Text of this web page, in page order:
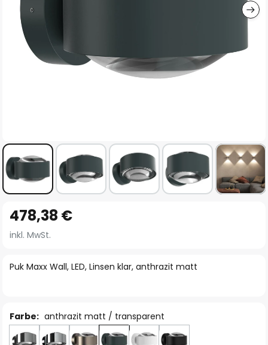
Anfang
der
springen
Puk Maxx Wall, LED, Linsen klar, anthrazit matt
478,38 €
inkl. MwSt.
Farbe: anthrazit matt / transparent